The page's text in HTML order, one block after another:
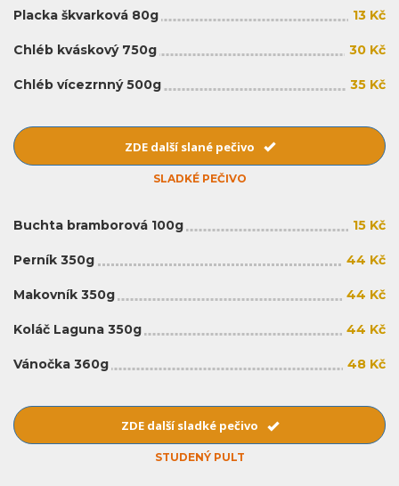
Placka škvarková 80g 13 Kč
Chléb kváskový 750g 30 Kč
Chléb vícezrnný 500g 35 Kč
ZDE další slané pečivo
SLADKÉ PEČIVO
Buchta bramborová 100g 15 Kč
Perník 350g 44 Kč
Makovník 350g 44 Kč
Koláč Laguna 350g 44 Kč
Vánočka 360g 48 Kč
ZDE další sladké pečivo
STUDENÝ PULT